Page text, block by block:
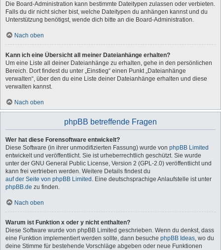
Die Board-Administration kann bestimmte Dateitypen zulassen oder verbieten.
Falls du dir nicht sicher bist, welche Dateitypen du anhängen kannst und du
Unterstützung benötigst, wende dich bitte an die Board-Administration.
Nach oben
Kann ich eine Übersicht all meiner Dateianhänge erhalten?
Um eine Liste all deiner Dateianhänge zu erhalten, gehe in den persönlichen
Bereich. Dort findest du unter „Einstieg“ einen Punkt „Dateianhänge
verwalten“, über den du eine Liste deiner Dateianhänge erhalten und diese
verwalten kannst.
Nach oben
phpBB betreffende Fragen
Wer hat diese Forensoftware entwickelt?
Diese Software (in ihrer unmodifizierten Fassung) wurde von phpBB Limited
entwickelt und veröffentlicht. Sie ist urheberrechtlich geschützt. Sie wurde
unter der GNU General Public License, Version 2 (GPL-2.0) veröffentlicht und
kann frei vertrieben werden. Weitere Details findest du
auf der Seite von phpBB Limited . Eine deutschsprachige Anlaufstelle ist unter
phpBB.de zu finden.
Nach oben
Warum ist Funktion x oder y nicht enthalten?
Diese Software wurde von phpBB Limited geschrieben. Wenn du denkst, dass
eine Funktion implementiert werden sollte, dann besuche phpBB Ideas, wo du
deine Stimme für bestehende Vorschläge abgeben oder neue Funktionen